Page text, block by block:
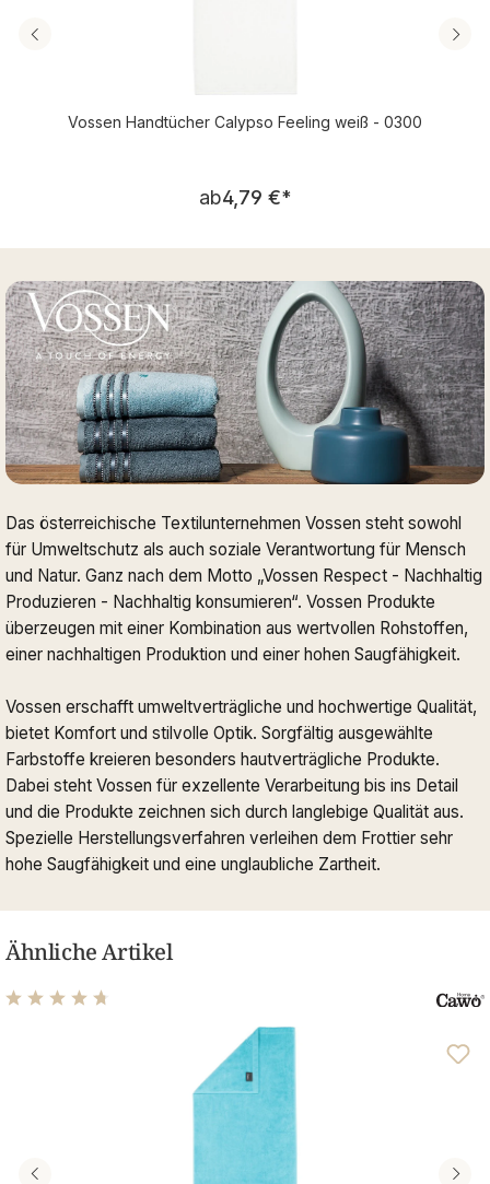
Vossen Handtücher Calypso Feeling weiß - 0300
Regulärer Preis:
ab4,79 €*
Das österreichische Textilunternehmen Vossen steht sowohl
für Umweltschutz als auch soziale Verantwortung für Mensch
und Natur. Ganz nach dem Motto „Vossen Respect - Nachhaltig
Produzieren - Nachhaltig konsumieren“. Vossen Produkte
überzeugen mit einer Kombination aus wertvollen Rohstoffen,
einer nachhaltigen Produktion und einer hohen Saugfähigkeit.
Vossen erschafft umweltverträgliche und hochwertige Qualität,
bietet Komfort und stilvolle Optik. Sorgfältig ausgewählte
Farbstoffe kreieren besonders hautverträgliche Produkte.
Dabei steht Vossen für exzellente Verarbeitung bis ins Detail
und die Produkte zeichnen sich durch langlebige Qualität aus.
Spezielle Herstellungsverfahren verleihen dem Frottier sehr
hohe Saugfähigkeit und eine unglaubliche Zartheit.
Ähnliche Artikel
Durchschnittliche Bewertung von 4.63 von 5 Sternen